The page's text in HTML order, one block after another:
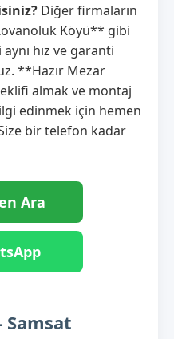
Diğer firmaların
Köyü** gibi
hız ve garanti
**Hazır Mezar
almak ve montaj
edinmek için hemen
bir telefon kadar
Ara
Samsat